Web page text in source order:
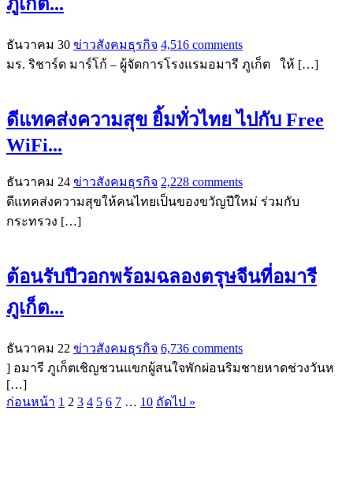
ภูเก็ต...
ธันวาคม 30 ข่าวสังคมธุรกิจ 4,516 comments
มร. ริชาร์ด มาร์โก้ – ผู้จัดการโรงแรมอมารี ภูเก็ต ให้ […]
ดีแทคส่งความสุข ยิ้มทั่วไทย ไปกับ Free
WiFi...
ธันวาคม 24 ข่าวสังคมธุรกิจ 2,228 comments
ดีแทคส่งความสุขให้คนไทยเป็นของขวัญปีใหม่ ร่วมกับ
กระทรวง […]
ต้อนรับปีวอกพร้อมฉลองตรุษจีนที่อมารี
ภูเก็ต...
ธันวาคม 22 ข่าวสังคมธุรกิจ 6,736 comments
] อมารี ภูเก็ตเชิญชวนแขกผู้สนใจพักผ่อนริมชายหาดช่วงวันห
[…]
ก่อนหน้า 1 2 3 4 5 6 7 … 10 ถัดไป »